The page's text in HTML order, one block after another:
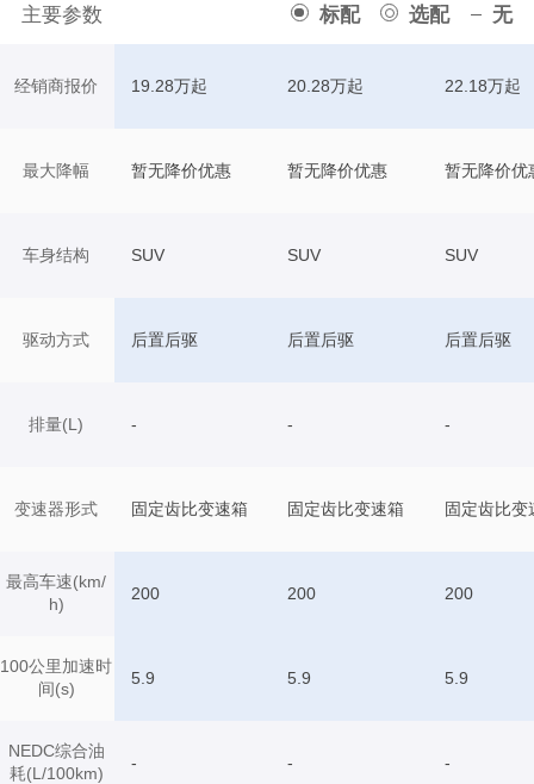
主要参数 标配 选配 无
经销商报价
最大降幅
车身结构
驱动方式
排量(L)
变速器形式
最高车速(km/
h)
100公里加速时
间(s)
NEDC综合油
耗(L/100km)
19.28万起 20.28万起 22.18万起
暂无降价优惠 暂无降价优惠 暂无降价优
SUV SUV SUV
后置后驱 后置后驱 后置后驱
- - -
固定齿比变速箱 固定齿比变速箱 固定齿比变
200 200 200
5.9 5.9 5.9
- - -